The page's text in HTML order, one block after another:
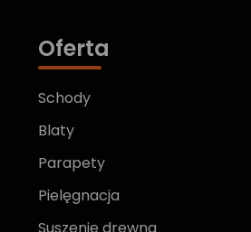
Oferta
Schody
Blaty
Parapety
Pielęgnacja